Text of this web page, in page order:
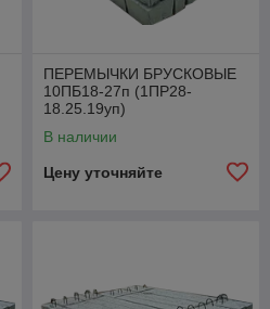
ПЕРЕМЫЧКИ БРУСКОВЫЕ
10ПБ18-27п (1ПР28-
18.25.19уп)
В наличии
Цену уточняйте